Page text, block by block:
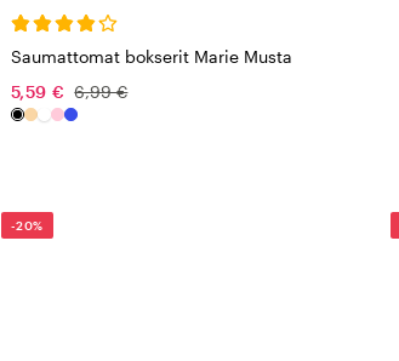
Saumattomat bokserit Marie Musta
5,59 € 6,99 €
-20%